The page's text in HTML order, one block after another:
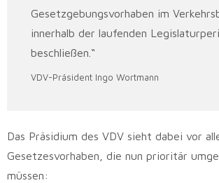
Gesetzgebungsvorhaben im
innerhalb der laufenden
beschließen.“
VDV-Präsident Ingo Wortmann
Das Präsidium des VDV sieht dabei vor
Gesetzesvorhaben, die nun prioritär
müssen: